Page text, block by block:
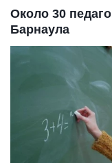
Около 30
Барнаула